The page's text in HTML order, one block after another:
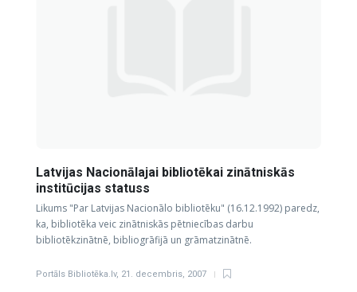
Latvijas Nacionālajai bibliotēkai zinātniskās
institūcijas statuss
Likums "Par Latvijas Nacionālo bibliotēku" (16.12.1992) paredz,
ka, bibliotēka veic zinātniskās pētniecības darbu
bibliotēkzinātnē, bibliogrāfijā un grāmatzinātnē.
Portāls Bibliotēka.lv, 21. decembris, 2007